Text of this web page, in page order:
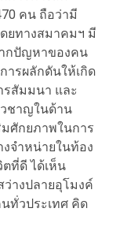
คน ถือว่ามี
ยทางสมาคมฯ มี
กปัญหาของคน
ารผลักดันให้เกิด
รสัมมนา และ
วชาญในด้าน
มศักยภาพในการ
จำหน่ายในท้อง
ที่ดี ได้เห็น
างปลายอุโมงค์
ทั่วประเทศ คิด